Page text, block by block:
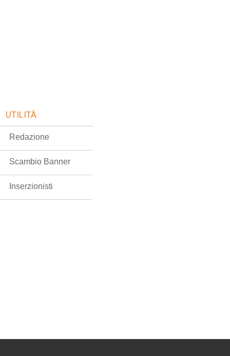
UTILITÀ:
Redazione
Scambio Banner
Inserzionisti